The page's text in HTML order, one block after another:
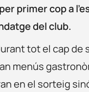
primer cop a
del club.
tot el cap
menús
en el sorteig